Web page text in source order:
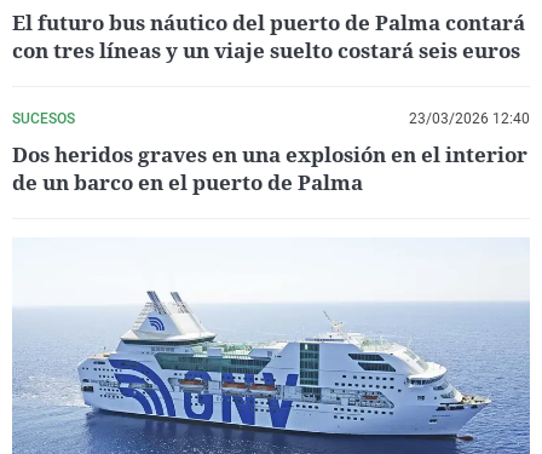
El futuro bus náutico del puerto de Palma contará
con tres líneas y un viaje suelto costará seis euros
SUCESOS 23/03/2026 12:40
Dos heridos graves en una explosión en el interior
de un barco en el puerto de Palma